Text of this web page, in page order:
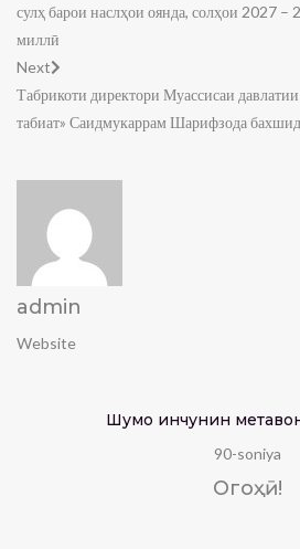
сулҳ барои наслҳои оянда, солҳои 2027 –
миллӣ
Next
Табрикоти директори Муассисаи
табиат» Саидмукаррам Шарифзода
admin
Website
Шумо инчунин
90-soniya
Огоҳӣ!